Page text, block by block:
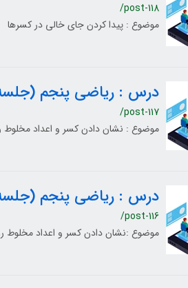
/post-118
موضوع : پیدا کردن جای خالی در کسرها
درس : ریاضی پنجم (جلسه دوم) شماره 3
/post-117
موضوع : نشان دادن کسر و اعداد مخلوط
درس : ریاضی پنجم (جلسه دوم) شماره 2
/post-116
موضوع :نشان دادن کسر و اعداد مخلوط